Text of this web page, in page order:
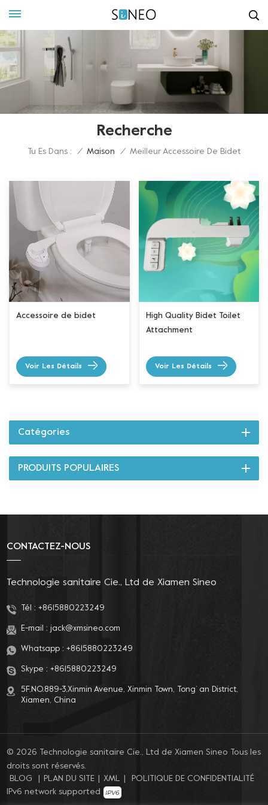
Recherche
Tu Es Dans : / Maison / Meilleur Accessoire De Bidet
Accessoire de bidet
Voir Les Détails
High Quality Bidet Toilet
Attachment
Voir Les Détails
Catégories
PRODUITS POPULAIRES
CONTACTEZ-NOUS
Technologie sanitaire Cie., Ltd de Xiamen Sineo
Tél : +8615880223249
E-mail : jack@xmsineo.com
Whatsapp : +8615880223249
Skype : +8615880223249
5F,NO.889-3,Xinmin Avenue, Xinmin Town, Tong’ an District,
Xiamen, China
© 2026 Technologie sanitaire Cie., Ltd de Xiamen Sineo Tous les
droits sont réservés.
BLOG
PLAN DU SITE XML
POLITIQUE DE CONFIDENTIALITÉ
IPv6 network supported